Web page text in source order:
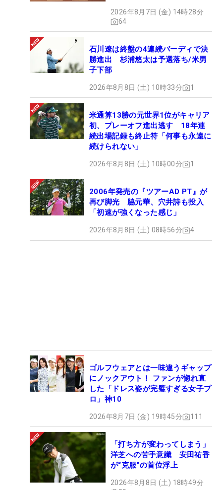
ュー
2026年8月7日 (金) 14時28分
64
石川遼は終盤の4連続バーディで決
勝進出 杉浦悠太は予選落ち/米男
子下部
2026年8月8日 (土) 10時33分 1
米通算13勝の元世界1位がキャリア
初、プレーオフ進出逃す 18年連
続出場記録も終止符「何事も永遠に
続けられない」
2026年8月8日 (土) 10時00分 1
2006年発売の『ツアーAD PT』が
再び脚光 脇元華、穴井詩も投入
「初速が強くなった感じ」
2026年8月8日 (土) 08時56分 4
ゴルフウェアとは一味違うギャップ
にノックアウト！ ファンが惚れ直
した「ドレス姿が完璧すぎる女子プ
ロ」神10
2026年8月7日 (金) 19時45分 111
「打ち方が変わってしまう」
洋芝への苦手意識 安田祐香
が“克服”の首位浮上
2026年8月8日 (土) 18時49分